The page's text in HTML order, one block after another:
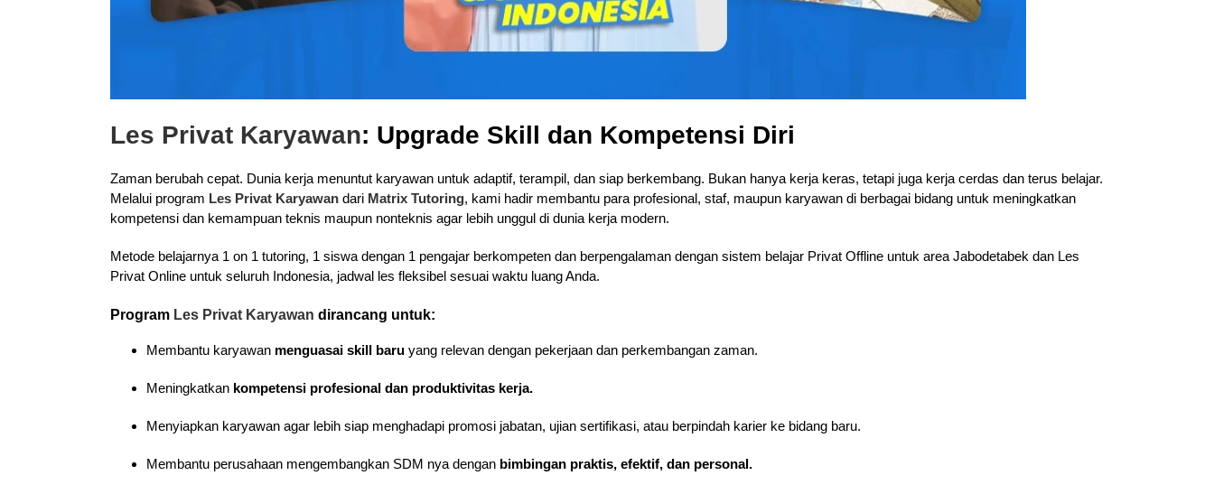
Les Privat Karyawan: Upgrade Skill dan Kompetensi Diri
Zaman berubah cepat. Dunia kerja menuntut karyawan untuk adaptif, terampil, dan siap berkembang. Bukan hanya kerja keras, tetapi juga kerja cerdas dan terus belajar.
Melalui program Les Privat Karyawandari Matrix Tutoring, kami hadir membantu para profesional, staf, maupun karyawan di berbagai bidang untuk meningkatkan
kompetensi dan kemampuan teknis maupun nonteknis agar lebih unggul di dunia kerja modern.
Metode belajarnya 1 on 1 tutoring, 1 siswa dengan 1 pengajar berkompeten dan berpengalaman dengan sistem belajar Privat Offline untuk area Jabodetabek dan Les
Privat Online untuk seluruh Indonesia, jadwal les fleksibel sesuai waktu luang Anda.
Program Les Privat Karyawan dirancang untuk:
Membantu karyawan menguasai skill baruyang relevan dengan pekerjaan dan perkembangan zaman.
Meningkatkan kompetensi profesional dan produktivitas kerja.
Menyiapkan karyawan agar lebih siap menghadapi promosi jabatan, ujian sertifikasi, atau berpindah karier ke bidang baru.
Membantu perusahaan mengembangkan SDM nya dengan bimbingan praktis, efektif, dan personal.